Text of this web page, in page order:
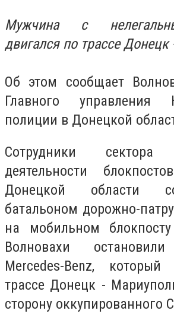
Мужчина с
двигался по трассе
Об этом сообщает
Главного управления
полиции в Донецкой
Сотрудники сектора
деятельности
Донецкой области
батальоном дорожно-
на мобильном
Волновахи
Mercedes-Вenz,
трассе Донецк -
сторону оккупированного